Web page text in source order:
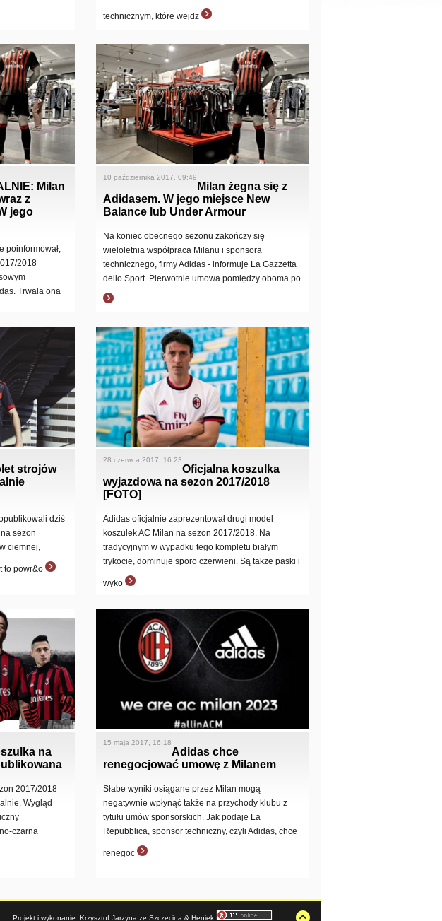
technicznym, które wejdz
Milan
z
jego
poinformował,
2018
Trwała ona
10 października 2017, 09:49
Milan żegna się z
Adidasem. W jego miejsce New
Balance lub Under Armour
Na koniec obecnego sezonu zakończy się
wieloletnia współpraca Milanu i sponsora
technicznego, firmy Adidas - informuje La Gazzetta
dello Sport. Pierwotnie umowa pomiędzy oboma po
strojów
dziś
sezon
ciemnej,
to powr&o
28 czerwca 2017, 16:23
Oficjalna koszulka
wyjazdowa na sezon 2017/2018
[FOTO]
Adidas oficjalnie zaprezentował drugi model
koszulek AC Milan na sezon 2017/2018. Na
tradycyjnym w wypadku tego kompletu białym
trykocie, dominuje sporo czerwieni. Są także paski i
wyko
na
2017/2018
Wygląd
czarna
15 maja 2017, 16:18
Adidas chce
renegocjować umowę z Milanem
Słabe wyniki osiągane przez Milan mogą
negatywnie wpłynąć także na przychody klubu z
tytułu umów sponsorskich. Jak podaje La
Repubblica, sponsor techniczny, czyli Adidas, chce
renegoc
Projekt i wykonanie: Krzysztof Jarzyna ze Szczecina & Heniek